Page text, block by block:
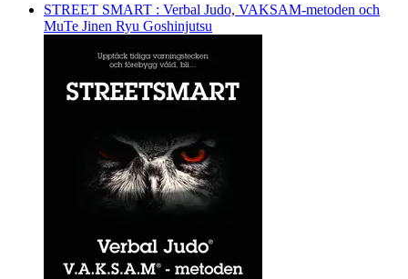
STREET SMART : Verbal Judo, VAKSAM-metoden och
MuTe Jinen Ryu Goshinjutsu